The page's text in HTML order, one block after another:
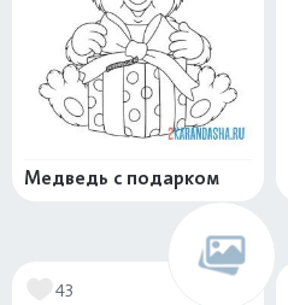
Медведь с подарком
43